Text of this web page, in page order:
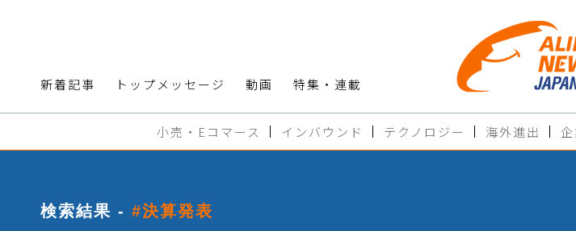
新着記事 トップメッセージ 動画 特集・連載
小売・Eコマース インバウンド テクノロジー 海外進出
検索結果 - #決算発表